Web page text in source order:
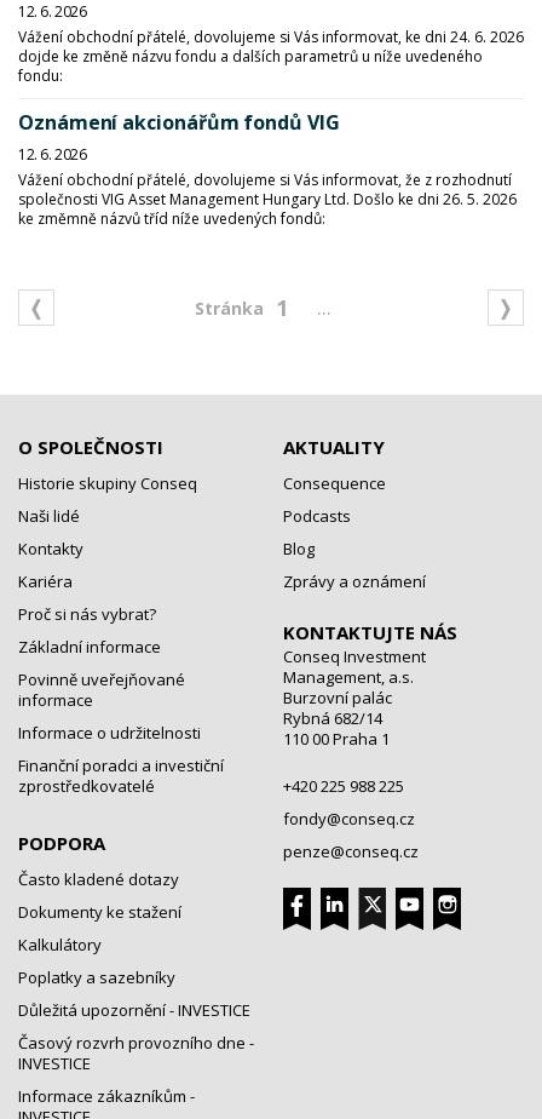
12. 6. 2026
Vážení obchodní přátelé, dovolujeme si Vás informovat, ke dni 24. 6. 2026
dojde ke změně názvu fondu a dalších parametrů u níže uvedeného
fondu:
Oznámení akcionářům fondů VIG
12. 6. 2026
Vážení obchodní přátelé, dovolujeme si Vás informovat, že z rozhodnutí
společnosti VIG Asset Management Hungary Ltd. Došlo ke dni 26. 5. 2026
ke změmně názvů tříd níže uvedených fondů:
1 ...
O SPOLEČNOSTI
Historie skupiny Conseq
Naši lidé
Kontakty
Kariéra
Proč si nás vybrat?
Základní informace
Povinně uveřejňované
informace
Informace o udržitelnosti
Finanční poradci a investiční
zprostředkovatelé
PODPORA
Často kladené dotazy
Dokumenty ke stažení
Kalkulátory
Poplatky a sazebníky
Důležitá upozornění - INVESTICE
Časový rozvrh provozního dne -
INVESTICE
Informace zákazníkům -
AKTUALITY
Consequence
Podcasts
Blog
Zprávy a oznámení
KONTAKTUJTE NÁS
Conseq Investment
Management, a.s.
Burzovní palác
Rybná 682/14
110 00 Praha 1
+420 225 988 225
fondy@conseq.cz
penze@conseq.cz